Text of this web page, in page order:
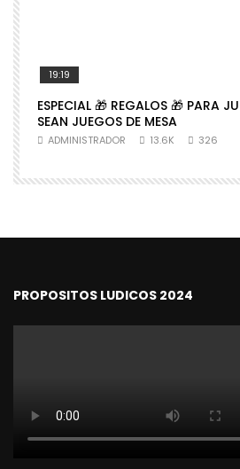
19:19
ESPECIAL 🎁 REGALOS 🎁 PARA
SEAN JUEGOS DE MESA
ADMINISTRADOR 13.6K 326
PROPOSITOS LUDICOS 2024